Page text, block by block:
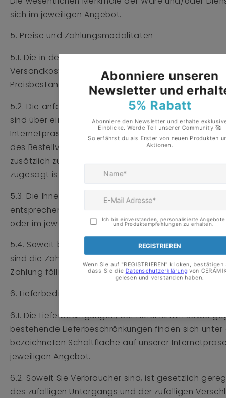
sich im jeweiligen Angebot.
5. Preise und Zahlungsmodalitäten
5.1. Die in den jeweiligen Angeboten angeführten
Versandkosten stellen Gesamtpreise dar. Sie
Preisbestandteile einschließlich aller anfallenden
5.2. Die anfallenden Versandkosten sind nicht im
sind über eine entsprechend bezeichnete
Internetpräsenz oder im jeweiligen Angebot
des Bestellvorganges gesondert ausgewiesen und
zusätzlich zu tragen, soweit nicht die
zugesagt ist.
5.3. Die Ihnen zur Verfügung stehenden
entsprechend bezeichneten Schaltfläche auf
oder im jeweiligen Angebot ausgewiesen.
5.4. Soweit bei den einzelnen Zahlungsarten nicht
sind die Zahlungsansprüche aus dem
Zahlung fällig.
6. Lieferbedingungen
6.1. Die Lieferbedingungen, der Liefertermin sowie
bestehende Lieferbeschränkungen finden sich
bezeichneten Schaltfläche auf unserer
jeweiligen Angebot.
6.2. Soweit Sie Verbraucher sind, ist gesetzlich
des zufälligen Untergangs und der zufälligen